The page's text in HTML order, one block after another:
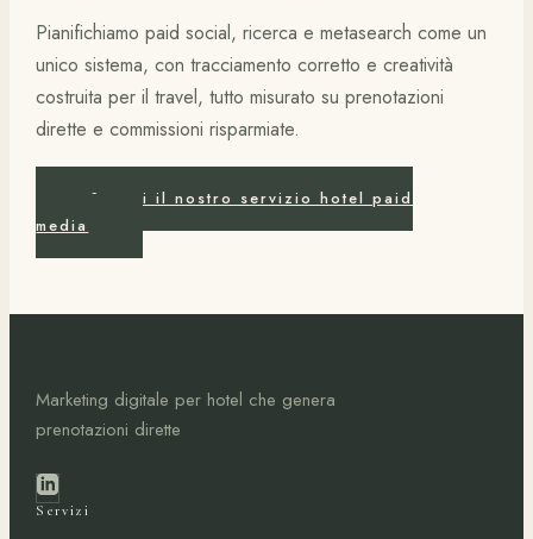
Pianifichiamo paid social, ricerca e metasearch come un
unico sistema, con tracciamento corretto e creatività
costruita per il travel, tutto misurato su prenotazioni
dirette e commissioni risparmiate.
Scopri il nostro servizio hotel paid
media
Marketing digitale per hotel che genera
prenotazioni dirette
Servizi